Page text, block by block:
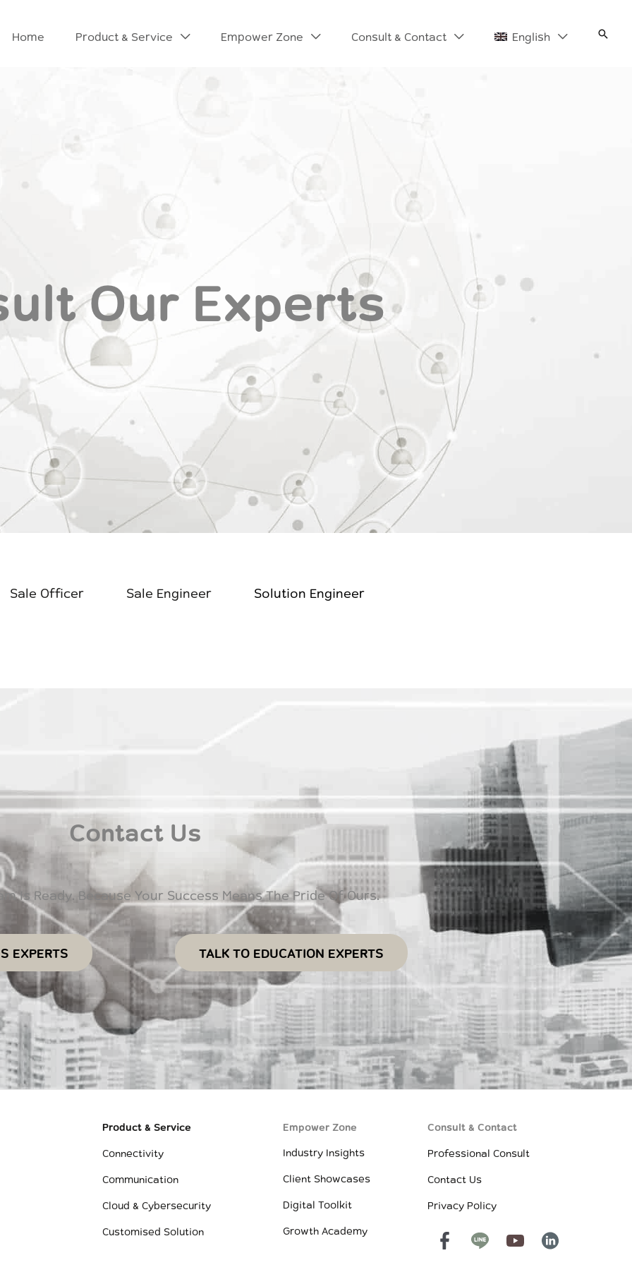
Home Product & Service Empower Zone Consult & Contact English Search
Our Experts
Sale Officer Sale Engineer Solution Engineer
Contact Us
Is Ready. Because Your Success Means The Pride Of Ours.
EXPERTS TALK TO EDUCATION EXPERTS
Product & Service
Connectivity
Communication
Cloud & Cybersecurity
Customised Solution
Empower Zone
Industry Insights
Client Showcases
Digital Toolkit
Growth Academy
Consult & Contact
Professional Consult
Contact Us
Privacy Policy